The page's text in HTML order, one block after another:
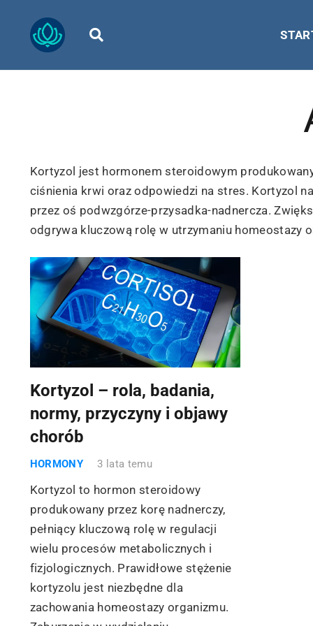
Kortyzol jest hormonem steroidowym
ciśnienia krwi oraz odpowiedzi na stres. Kortyzol
przez oś podwzgórze-przysadka-nadnercza.
odgrywa kluczową rolę w utrzymaniu homeostazy
Kortyzol – rola, badania,
normy, przyczyny i objawy
chorób
HORMONY 3 lata temu
Kortyzol to hormon steroidowy
produkowany przez korę nadnerczy,
pełniący kluczową rolę w regulacji
wielu procesów metabolicznych i
fizjologicznych. Prawidłowe stężenie
kortyzolu jest niezbędne dla
zachowania homeostazy organizmu.